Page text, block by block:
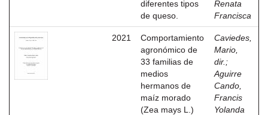
diferentes tipos
de queso.
Renata
Francisca
2021
Comportamiento
agronómico de
33 familias de
medios
hermanos de
maíz morado
(Zea mays L.)
Caviedes,
Mario,
dir. ;
Aguirre
Cando,
Francis
Yolanda